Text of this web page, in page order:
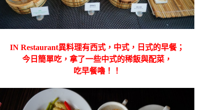
IN Restaurant異料理有西式，中式，日式的早餐；
今日簡單吃，拿了一些中式的稀飯與配菜，
吃早餐嚕！！